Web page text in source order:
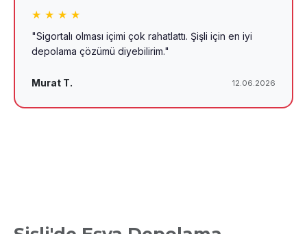
★ ★ ★ ★
"Sigortalı olması içimi çok rahatlattı. Şişli için en iyi
depolama çözümü diyebilirim."
Murat T. 12.06.2026